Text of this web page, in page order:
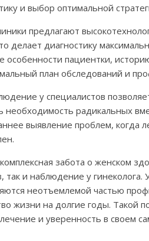
и выбор оптимальной
предлагают
делает диагностику
особенности пациентки,
план обследований и
у специалистов
необходимость радикальных
выявление проблем, когда
забота о женском
так и наблюдение у
неотъемлемой частью
жизни на долгие годы.
и уверенность в своем